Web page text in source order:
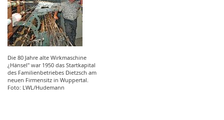
Die 80 Jahre alte Wirkmaschine
¿Hänsel" war 1950 das Startkapital
des Familienbetriebes Dietzsch am
neuen Firmensitz in Wuppertal.
Foto: LWL/Hudemann